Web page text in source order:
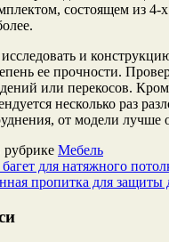
состоящем из 4-
и
ее прочности.
или перекосов.
несколько раз
от модели лучше
Мебель
для натяжного
пропитка для защиты